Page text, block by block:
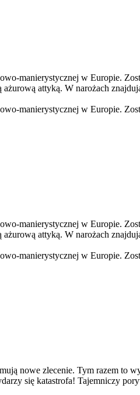
manierystycznej w Europie.
attyką. W narożach
manierystycznej w Europie.
manierystycznej w Europie.
attyką. W narożach
manierystycznej w Europie.
nowe zlecenie. Tym razem to
się katastrofa! Tajemniczy